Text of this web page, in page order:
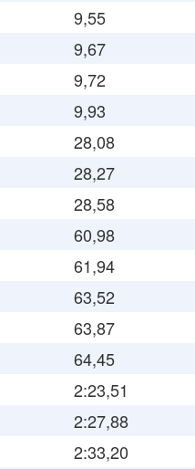
9,55
9,67
9,72
9,93
28,08
28,27
28,58
60,98
61,94
63,52
63,87
64,45
2:23,51
2:27,88
2:33,20